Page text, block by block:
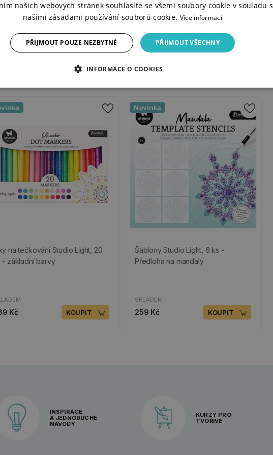
Kolekce Studio Light
na tečkování Studio Light, 20
- základní barvy
Kč KOUPIT
Novinka
Šablony Studio Light, 6 ks -
Předloha na mandaly
SKLADEM
259 Kč KOUPIT
INSPIRACE
A JEDNODUCHÉ
NÁVODY
KURZY PRO
TVOŘIVÉ
našich webových stránek souhlasíte se všemi soubory cookie v souladu s
našimi zásadami používání souborů cookie. Více informací
PŘIJMOUT VŠECHNY
PŘIJMOUT POUZE NEZBYTNÉ
INFORMACE O COOKIES